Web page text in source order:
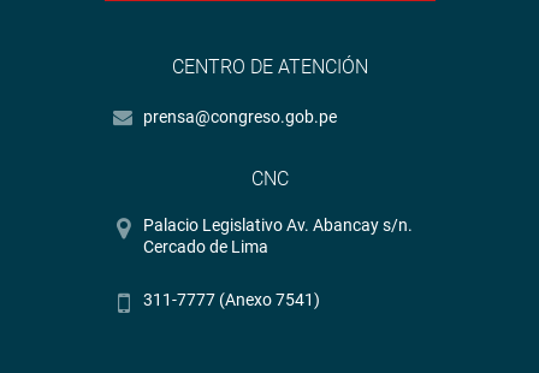
CENTRO DE ATENCIÓN
prensa@congreso.gob.pe
CNC
Palacio Legislativo Av. Abancay s/n.
Cercado de Lima
311-7777 (Anexo 7541)